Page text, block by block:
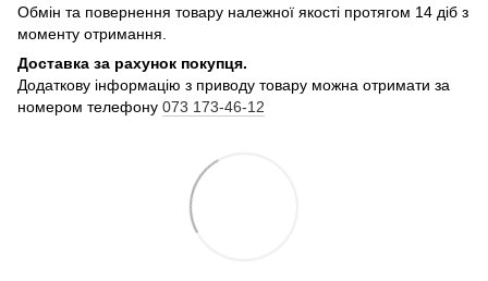
Обмін та повернення товару належної якості протягом 14 діб з
моменту отримання.
Доставка за рахунок покупця.
Додаткову інформацію з приводу товару можна отримати за
номером телефону 073 173-46-12